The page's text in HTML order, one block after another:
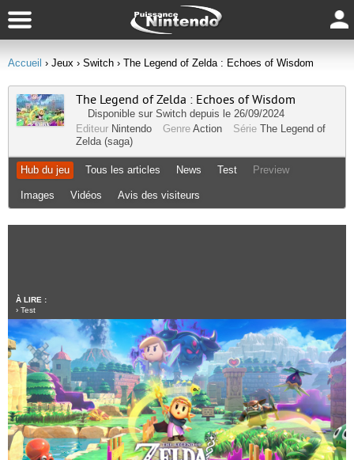
Accueil › Jeux › Switch › The Legend of Zelda : Echoes of Wisdom
The Legend of Zelda : Echoes of Wisdom
Disponible sur Switch depuis le 26/09/2024
Editeur Nintendo Genre Action Série The Legend of
Zelda (saga)
Hub du jeu Tous les articles News Test Preview
Images Vidéos Avis des visiteurs
À LIRE :
› Test